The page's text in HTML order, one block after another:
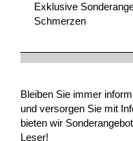
Exklusive
Schmerzen
Bleiben Sie immer
und versorgen Sie mit
bieten wir
Leser!